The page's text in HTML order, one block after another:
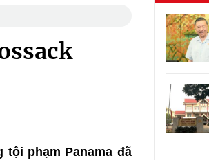
phạm Panama đã